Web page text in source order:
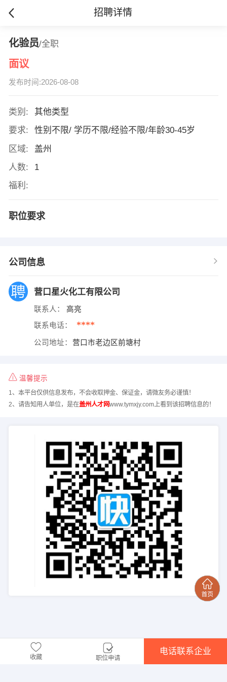
招聘详情
化验员/全职
面议
发布时间:2026-08-08
类别:
其他类型
要求:
性别不限/ 学历不限/经验不限/年龄30-45岁
区域:
盖州
人数:
1
福利:
职位要求
公司信息
营口星火化工有限公司
联系人： 高亮
联系电话： ****
公司地址： 营口市老边区前塘村
温馨提示
1、本平台仅供信息发布，不会收取押金、保证金，请微友务必谨慎！
2、请告知用人单位，是在盖州人才网www.tymxjy.com上看到该招聘信息的！
收藏 职位申请
电话联系企业